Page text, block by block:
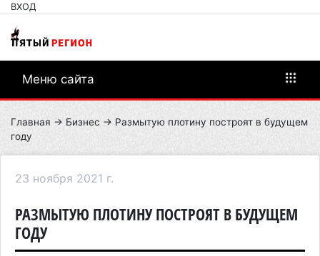
ВХОД
Меню сайта
Главная → Бизнес → Размытую плотину построят в будущем
году
23 ноября 2021 г.
РАЗМЫТУЮ ПЛОТИНУ ПОСТРОЯТ В БУДУЩЕМ
ГОДУ